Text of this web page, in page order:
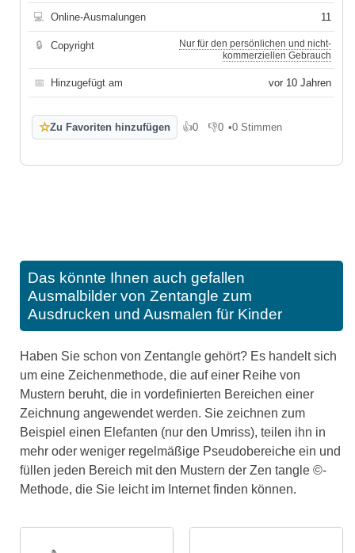
💻 Online-Ausmalungen 11
🔒 Copyright
Nur für den persönlichen und nicht-
kommerziellen Gebrauch
📅 Hinzugefügt am vor 10 Jahren
☆Zu Favoriten hinzufügen 👍0
Gefällt mir
👎0
Gefällt mir nicht
•0 Stimmen
Das könnte Ihnen auch gefallen
Ausmalbilder von Zentangle zum
Ausdrucken und Ausmalen für Kinder
Haben Sie schon von Zentangle gehört? Es handelt sich
um eine Zeichenmethode, die auf einer Reihe von
Mustern beruht, die in vordefinierten Bereichen einer
Zeichnung angewendet werden. Sie zeichnen zum
Beispiel einen Elefanten (nur den Umriss), teilen ihn in
mehr oder weniger regelmäßige Pseudobereiche ein und
füllen jeden Bereich mit den Mustern der Zen tangle ©-
Methode, die Sie leicht im Internet finden können.